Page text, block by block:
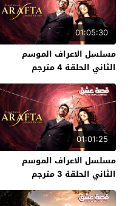
01:05:30
مسلسل الاعراف الموسم
الثاني الحلقة 4 مترجم
01:01:25
مسلسل الاعراف الموسم
الثاني الحلقة 3 مترجم